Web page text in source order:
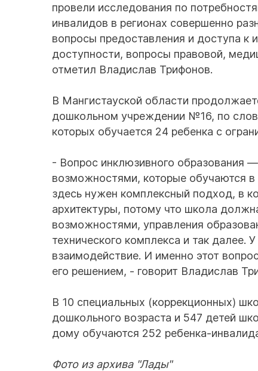
провели исследования по
инвалидов в регионах совершенно
вопросы предоставления и доступа к
доступности, вопросы правовой,
отметил Владислав Трифонов.
В Мангистауской области
дошкольном учреждении №16, по
которых обучается 24 ребенка с
- Вопрос инклюзивного образования
возможностями, которые обучаются
здесь нужен комплексный подход, в
архитектуры, потому что школа
возможностями, управления
технического комплекса и так
взаимодействие. И именно этот
его решением, - говорит Владислав
В 10 специальных (коррекционных)
дошкольного возраста и 547 детей
дому обучаются 252 ребенка-
Фото из архива "Лады"